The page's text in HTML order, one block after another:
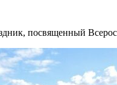
посвященный